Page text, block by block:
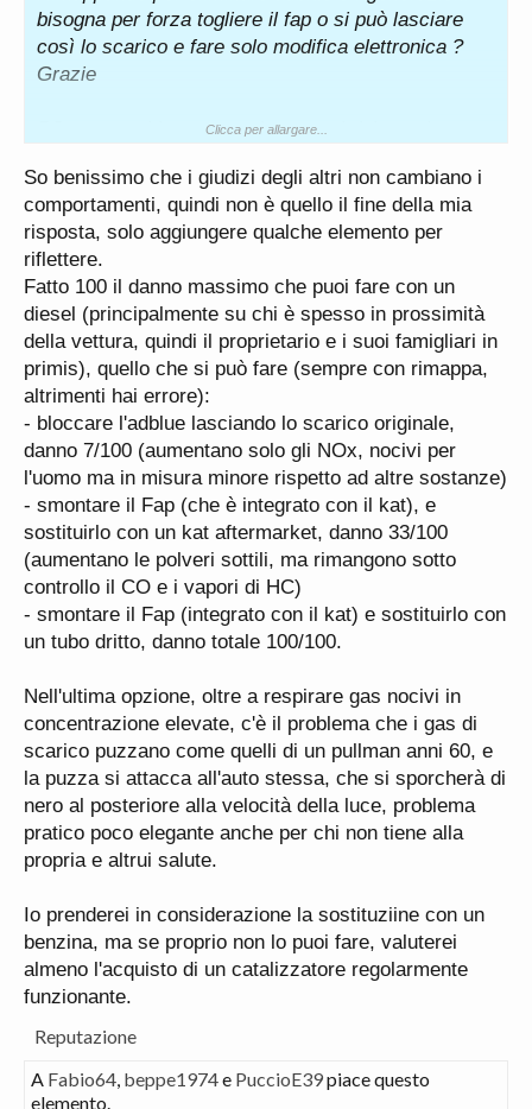
bisogna per forza togliere il fap o si può lasciare
così lo scarico e fare solo modifica elettronica ?
Grazie
PS astenersi benpensanti avvocati del popolo e
Clicca per allargare...
So benissimo che i giudizi degli altri non cambiano i
comportamenti, quindi non è quello il fine della mia
risposta, solo aggiungere qualche elemento per
riflettere.
Fatto 100 il danno massimo che puoi fare con un
diesel (principalmente su chi è spesso in prossimità
della vettura, quindi il proprietario e i suoi famigliari in
primis), quello che si può fare (sempre con rimappa,
altrimenti hai errore):
- bloccare l'adblue lasciando lo scarico originale,
danno 7/100 (aumentano solo gli NOx, nocivi per
l'uomo ma in misura minore rispetto ad altre sostanze)
- smontare il Fap (che è integrato con il kat), e
sostituirlo con un kat aftermarket, danno 33/100
(aumentano le polveri sottili, ma rimangono sotto
controllo il CO e i vapori di HC)
- smontare il Fap (integrato con il kat) e sostituirlo con
un tubo dritto, danno totale 100/100.
Nell'ultima opzione, oltre a respirare gas nocivi in
concentrazione elevate, c'è il problema che i gas di
scarico puzzano come quelli di un pullman anni 60, e
la puzza si attacca all'auto stessa, che si sporcherà di
nero al posteriore alla velocità della luce, problema
pratico poco elegante anche per chi non tiene alla
propria e altrui salute.
Io prenderei in considerazione la sostituziine con un
benzina, ma se proprio non lo puoi fare, valuterei
almeno l'acquisto di un catalizzatore regolarmente
funzionante.
Reputazione
A Fabio64, beppe1974e PuccioE39piace questo
elemento.